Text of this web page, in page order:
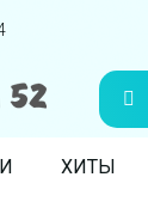
ХИТЫ